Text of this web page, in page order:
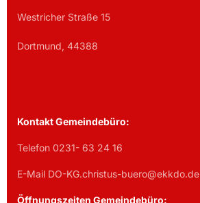
Westricher Straße 15
Dortmund, 44388
Kontakt Gemeindebüro:
Telefon 0231- 63 24 16
E-Mail DO-KG.christus-buero@ekkdo.de
Öffnungszeiten Gemeindebüro: